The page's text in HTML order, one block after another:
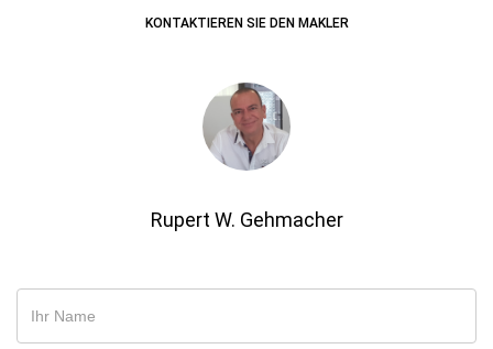
KONTAKTIEREN SIE DEN MAKLER
Rupert W. Gehmacher